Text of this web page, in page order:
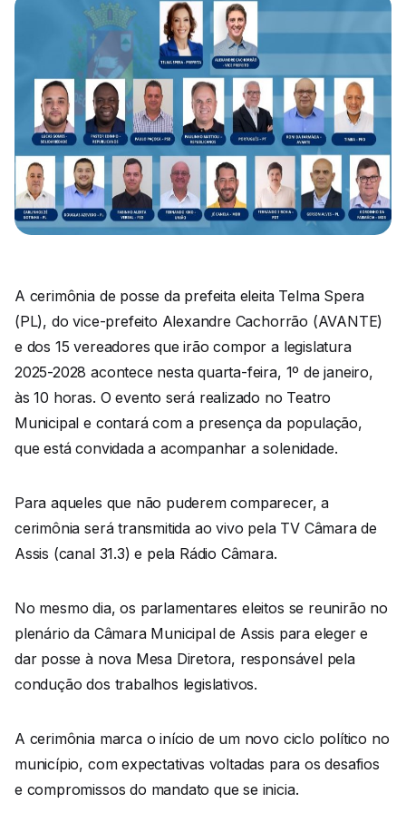
A cerimônia de posse da prefeita eleita Telma Spera
(PL), do vice-prefeito Alexandre Cachorrão (AVANTE)
e dos 15 vereadores que irão compor a legislatura
2025-2028 acontece nesta quarta-feira, 1º de janeiro,
às 10 horas. O evento será realizado no Teatro
Municipal e contará com a presença da população,
que está convidada a acompanhar a solenidade.
Para aqueles que não puderem comparecer, a
cerimônia será transmitida ao vivo pela TV Câmara de
Assis (canal 31.3) e pela Rádio Câmara.
No mesmo dia, os parlamentares eleitos se reunirão no
plenário da Câmara Municipal de Assis para eleger e
dar posse à nova Mesa Diretora, responsável pela
condução dos trabalhos legislativos.
A cerimônia marca o início de um novo ciclo político no
município, com expectativas voltadas para os desafios
e compromissos do mandato que se inicia.